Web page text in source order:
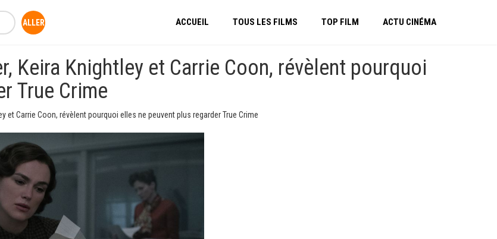
ACCUEIL TOUS LES FILMS TOP FILM ACTU CINÉMA
Keira Knightley et Carrie Coon, révèlent pourquoi
True Crime
et Carrie Coon, révèlent pourquoi elles ne peuvent plus regarder True Crime